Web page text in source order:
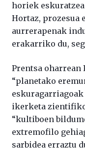
horiek
Hortaz, prozesua
aurrerapenak
erakarriko du,
Prentsa oharrean
“planetako
ikerketa
“kultiboen
extremofilo
sarbidea erraztu